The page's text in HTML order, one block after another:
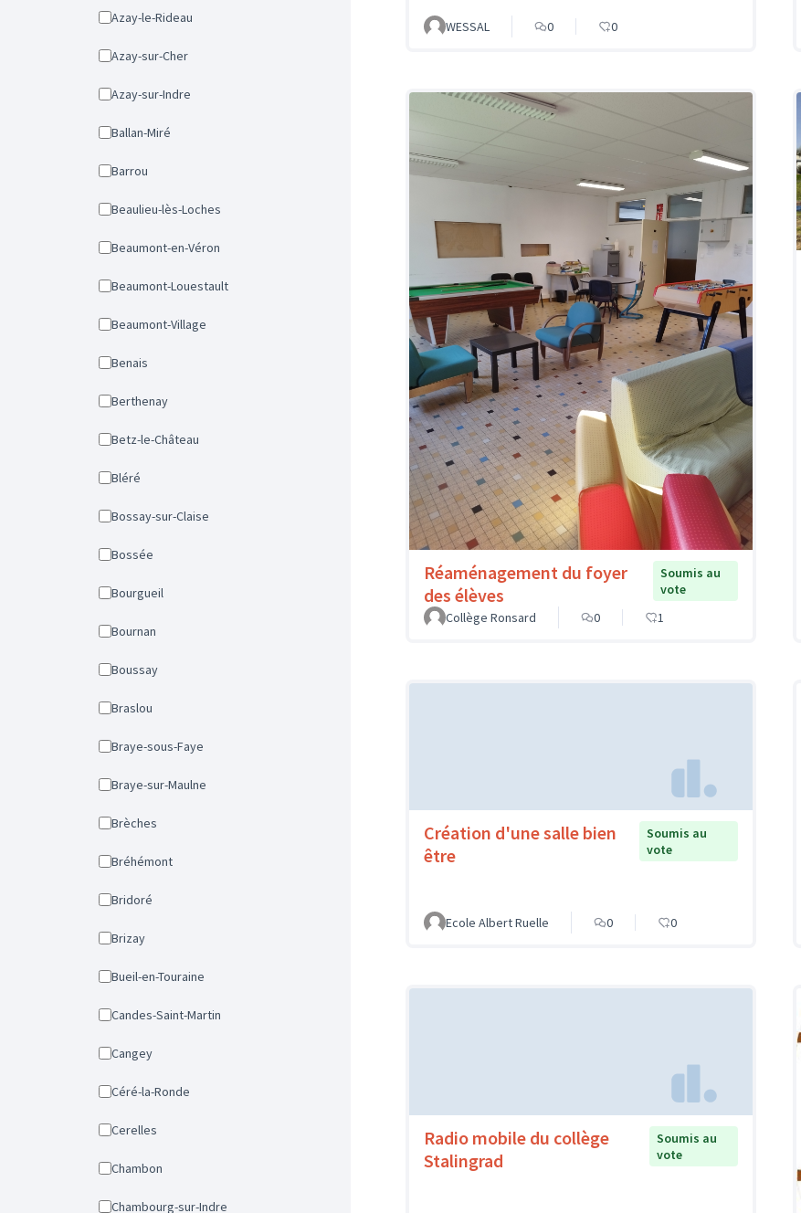
Azay-le-Rideau
Azay-sur-Cher
Azay-sur-Indre
Ballan-Miré
Barrou
Beaulieu-lès-Loches
Beaumont-en-Véron
Beaumont-Louestault
Beaumont-Village
Benais
Berthenay
Betz-le-Château
Bléré
Bossay-sur-Claise
Bossée
Bourgueil
Bournan
Boussay
Braslou
Braye-sous-Faye
Braye-sur-Maulne
Brèches
Bréhémont
Bridoré
Brizay
Bueil-en-Touraine
Candes-Saint-Martin
Cangey
Céré-la-Ronde
Cerelles
Chambon
Chambourg-sur-Indre
WESSAL 0 0
Réaménagement du foyer
des élèves
Soumis au
vote
Collège Ronsard
0 1
Création d'une salle bien
être
Soumis au
vote
Ecole Albert Ruelle 0 0
Radio mobile du collège
Stalingrad
Soumis au
vote